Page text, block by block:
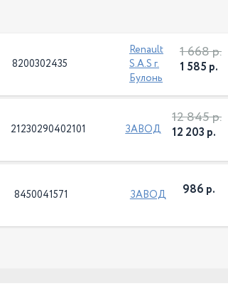
8200302435
Renault
S.A.S г.
Булонь
1 668 р.
1 585 р.
21230290402101 ЗАВОД
12 845 р.
12 203 р.
8450041571 ЗАВОД 986 р.